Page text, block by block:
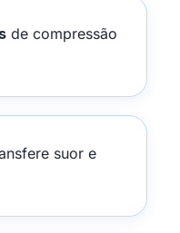
de compressão
suor e